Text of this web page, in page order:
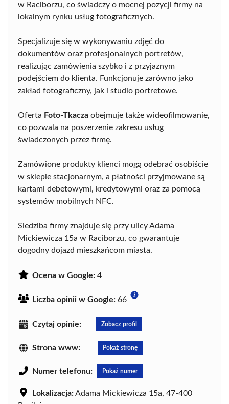
w Raciborzu, co świadczy o mocnej pozycji firmy na
lokalnym rynku usług fotograficznych.
Specjalizuje się w wykonywaniu zdjęć do
dokumentów oraz profesjonalnych portretów,
realizując zamówienia szybko i z przyjaznym
podejściem do klienta. Funkcjonuje zarówno jako
zakład fotograficzny, jak i studio portretowe.
Oferta Foto-Tkacza obejmuje także wideofilmowanie,
co pozwala na poszerzenie zakresu usług
świadczonych przez firmę.
Zamówione produkty klienci mogą odebrać osobiście
w sklepie stacjonarnym, a płatności przyjmowane są
kartami debetowymi, kredytowymi oraz za pomocą
systemów mobilnych NFC.
Siedziba firmy znajduje się przy ulicy Adama
Mickiewicza 15a w Raciborzu, co gwarantuje
dogodny dojazd mieszkańcom miasta.
Ocena w Google: 4
Liczba opinii w Google: 66
Czytaj opinie: Zobacz profil
Strona www: Pokaż stronę
Numer telefonu: Pokaż numer
Lokalizacja:Adama Mickiewicza 15a, 47-400